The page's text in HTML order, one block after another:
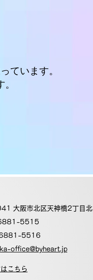
ています。
大阪市北区天神橋2丁目
5515
5516
office@byheart.jp
こちら